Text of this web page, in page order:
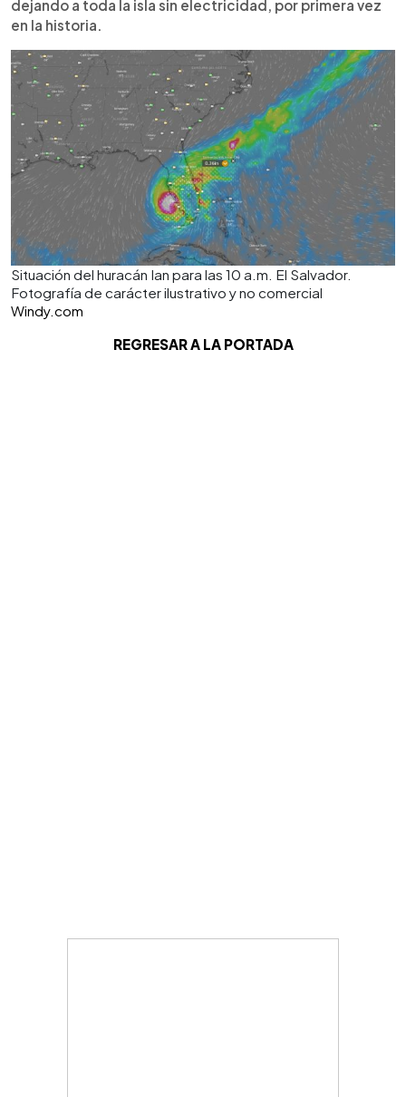
dejando a toda la isla sin electricidad, por primera vez
en la historia.
Situación del huracán Ian para las 10 a.m. El Salvador.
Fotografía de carácter ilustrativo y no comercial
Windy.com
REGRESAR A LA PORTADA